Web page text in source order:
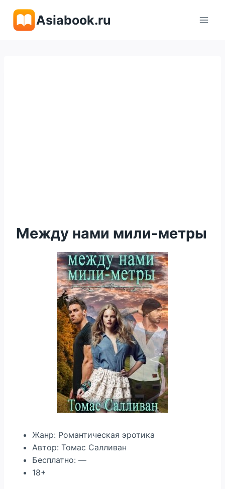
содержимому
Asiabook.ru
Между нами мили-метры
Жанр: Романтическая эротика
Автор: Томас Салливан
Бесплатно: —
18+